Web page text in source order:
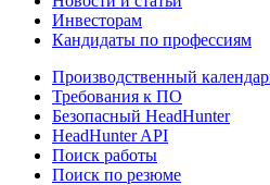
Инвесторам
Кандидаты по профессиям
Производственный
Требования к ПО
Безопасный HeadHunter
HeadHunter API
Поиск работы
Поиск по резюме